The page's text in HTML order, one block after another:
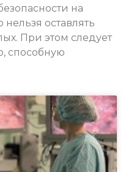
на
оставлять
При этом следует
способную